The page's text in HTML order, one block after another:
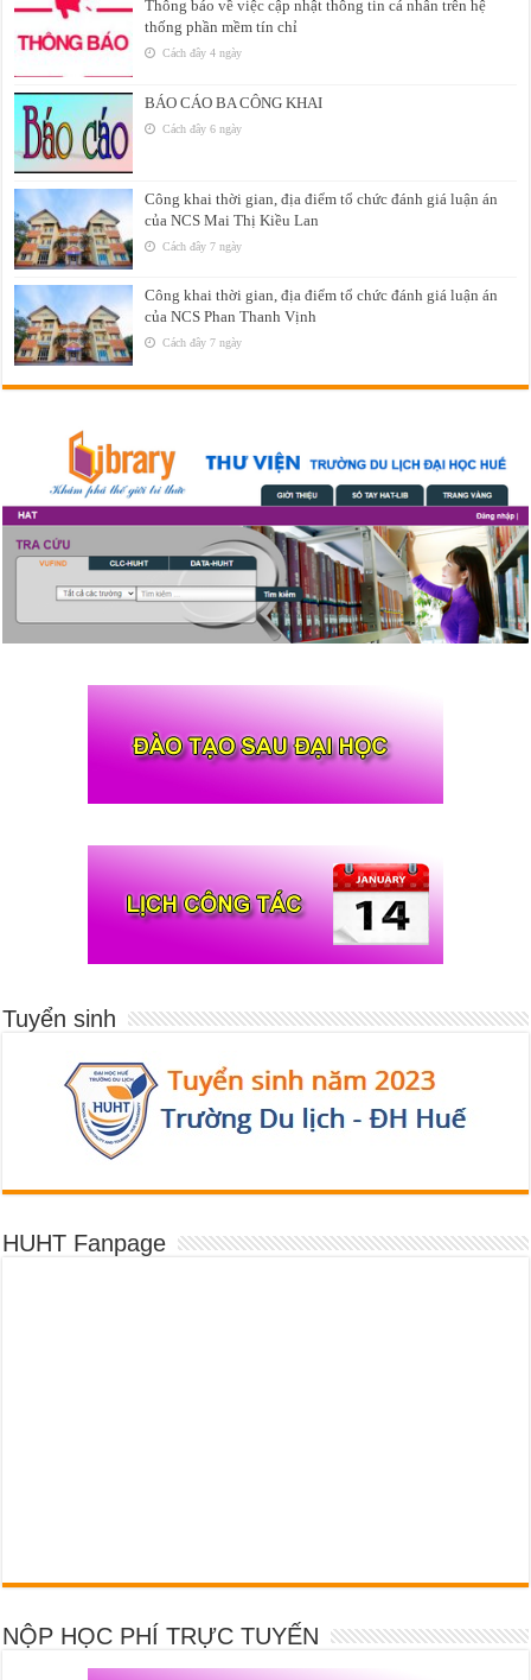
Thông báo về việc cập nhật thông tin cá nhân trên hệ
thống phần mềm tín chỉ
Cách đây 4 ngày
BÁO CÁO BA CÔNG KHAI
Cách đây 6 ngày
Công khai thời gian, địa điểm tổ chức đánh giá luận án
của NCS Mai Thị Kiều Lan
Cách đây 7 ngày
Công khai thời gian, địa điểm tổ chức đánh giá luận án
của NCS Phan Thanh Vịnh
Cách đây 7 ngày
Tuyển sinh
HUHT Fanpage
NỘP HỌC PHÍ TRỰC TUYẾN